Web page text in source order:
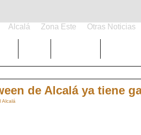
Alcalá Zona Este Otras Noticias
de Alcalá ya tiene
Alcalá